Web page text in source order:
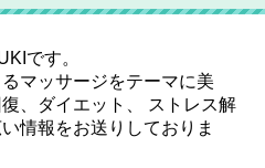
です。
マッサージをテーマに美
、ダイエット、 ストレス解
情報をお送りしておりま